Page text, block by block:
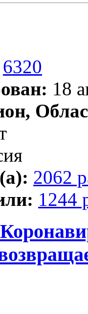
6320
18
2062
1244